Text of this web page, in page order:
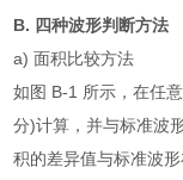
B. 四种波形判断方法
a)面积比较方法
如图 B-1 所示，在任意
分)计算，并与标准波
积的差异值与标准波